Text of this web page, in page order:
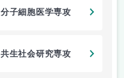
分子細胞医学専攻
共生社会研究専攻